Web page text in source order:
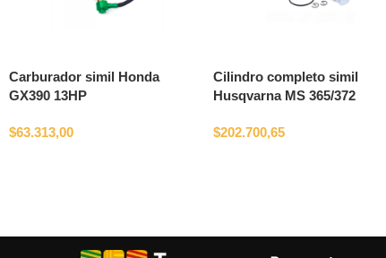
Carburador simil Honda
GX390 13HP
$63.313,00
Cilindro completo simil
Husqvarna MS 365/372
$202.700,65